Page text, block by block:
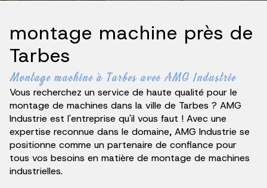
montage machine près de
Tarbes
Montage machine à Tarbes avec AMG Industrie
Vous recherchez un service de haute qualité pour le
montage de machines dans la ville de Tarbes ? AMG
Industrie est l'entreprise qu'il vous faut ! Avec une
expertise reconnue dans le domaine, AMG Industrie se
positionne comme un partenaire de confiance pour
tous vos besoins en matière de montage de machines
industrielles.